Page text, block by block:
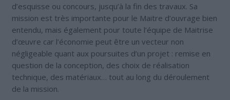
d’esquisse ou concours, jusqu’à la fin des travaux. Sa
mission est très importante pour le Maitre d’ouvrage bien
entendu, mais également pour toute l’équipe de Maitrise
d’œuvre car l’économie peut être un vecteur non
négligeable quant aux poursuites d’un projet : remise en
question de la conception, des choix de réalisation
technique, des matériaux… tout au long du déroulement
de la mission.